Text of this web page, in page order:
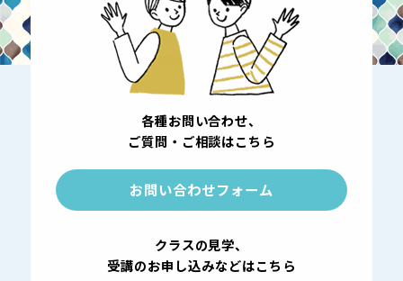
各種お問い合わせ、
ご質問・ご相談はこちら
お問い合わせフォーム
クラスの見学、
受講のお申し込みなどはこちら